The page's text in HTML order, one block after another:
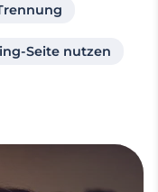
Seite nutzen